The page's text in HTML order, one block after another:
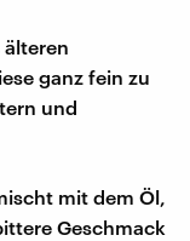
älteren
ganz fein zu
und
mit dem Öl,
Geschmack